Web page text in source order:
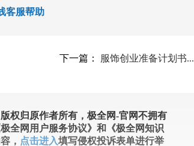
客服帮助
下一篇： 服饰创业准备计划书...
权归原作者所有，极全网-官网不拥有
全网用户服务协议》和《极全网知识
， 点击进入填写侵权投诉表单进行举